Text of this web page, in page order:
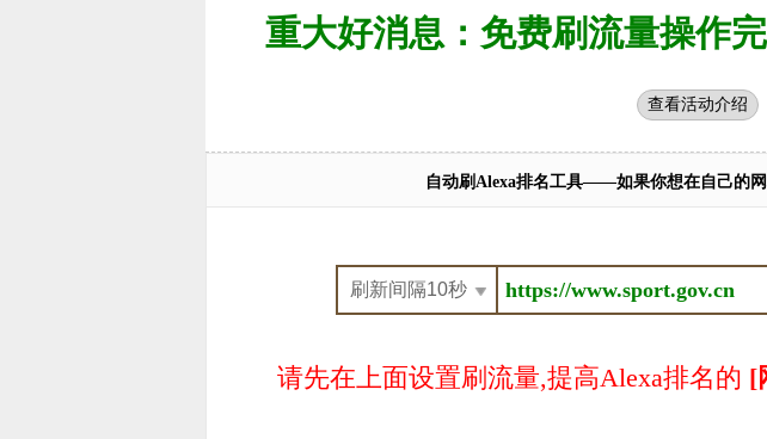
重大好消息：免费刷流量操作
查看活动介绍
自动刷Alexa排名工具——如果你想在自己的
请先在上面设置刷流量,提高Alexa排名的 [